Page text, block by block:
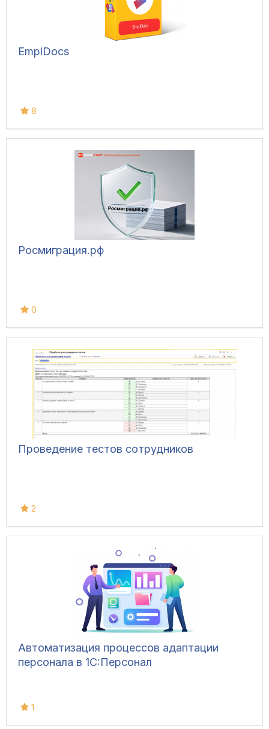
EmplDocs
8
Росмиграция.рф
0
Проведение тестов сотрудников
2
Автоматизация процессов адаптации
персонала в 1C:Персонал
1